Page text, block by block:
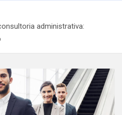
administrativa: